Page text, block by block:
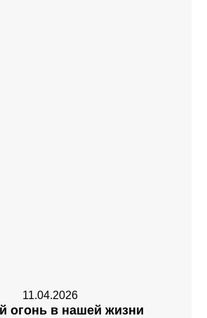
11.04.2026
огонь в нашей жизни